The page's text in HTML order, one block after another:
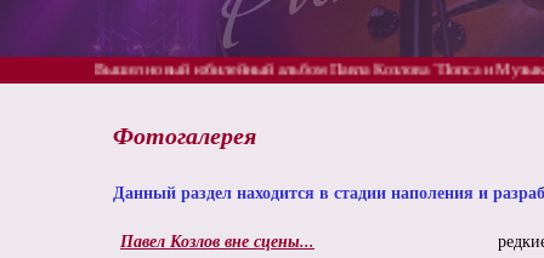
юбилейный альбом Павла Козлова "Попса и Музыка" 5 частей!
Фотогалерея
Данный раздел находится в стадии наполения и
Павел Козлов вне сцены...